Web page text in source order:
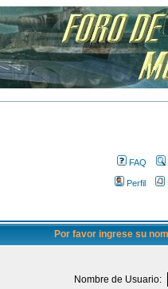
FAQ
Perfil
Por favor ingrese su
Nombre de Usuario: